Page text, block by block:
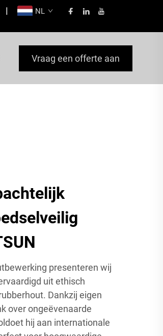
| NL
Vraag een offerte aan
presenteren wij
uit ethisch
Dankzij eigen
over ongeëvenaarde
hij aan internationale